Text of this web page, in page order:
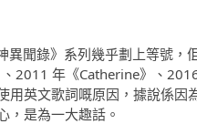
聞錄》系列幾乎劃上等號
2011 年《Catherine》、
用英文歌詞嘅原因，據說係
，是為一大趣話。